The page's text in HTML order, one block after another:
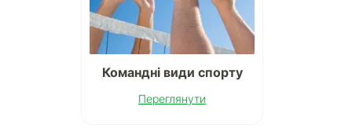
Командні види спорту
Переглянути